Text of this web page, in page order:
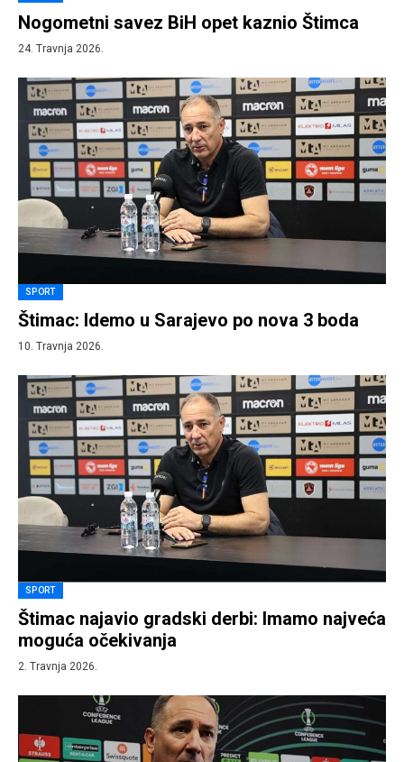
Nogometni savez BiH opet kaznio Štimca
24. Travnja 2026.
SPORT
Štimac: Idemo u Sarajevo po nova 3 boda
10. Travnja 2026.
SPORT
Štimac najavio gradski derbi: Imamo najveća
moguća očekivanja
2. Travnja 2026.